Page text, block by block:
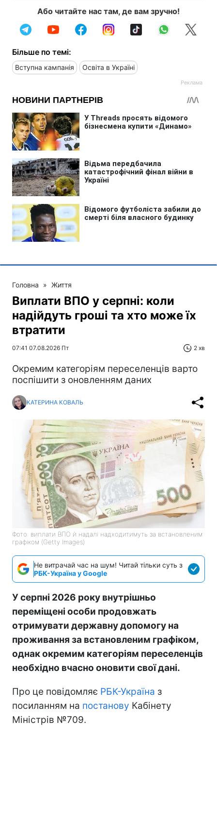
Або читайте нас там, де вам зручно!
Більше по темі:
Вступна кампанія Освіта в Україні
Головна » Життя
Виплати ВПО у серпні: коли
надійдуть гроші та хто може їх
втратити
07:41 07.08.2026 Пт 2 хв
Окремим категоріям переселенців варто
поспішити з оновленням даних
КАТЕРИНА КОВАЛЬ
Фото: виплати ВПО й надалі надходитимуть за встановленим
графіком (Getty Images)
Не витрачай час на шум! Читай тільки суть з
РБК-Україна у Google
У серпні 2026 року внутрішньо
переміщені особи продовжать
отримувати державну допомогу на
проживання за встановленим графіком,
однак окремим категоріям переселенців
необхідно вчасно оновити свої дані.
Про це повідомляє РБК-Україна з
посиланням на постанову Кабінету
Міністрів №709.